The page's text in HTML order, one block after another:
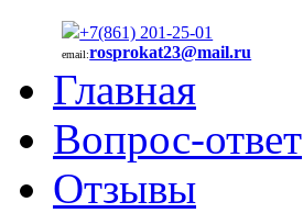
+7(861) 201-25-01
email:rosprokat23@mail.ru
Главная
Вопрос-ответ
Отзывы